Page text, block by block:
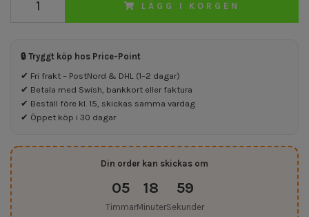
LÄGG I KORGEN
🔒 Tryggt köp hos Price-Point
✔ Fri frakt – PostNord & DHL (1–2 dagar)
✔ Betala med Swish, bankkort eller faktura
✔ Beställ före kl. 15, skickas samma vardag
✔ Öppet köp i 30 dagar
Din order kan skickas om
05
Timmar
18
Minuter
59
Sekunder